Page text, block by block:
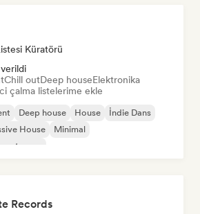
Küratörü
Chill outDeep houseElektronika
çalma listelerime ekle
Deep house House
İndie Dans
House
Minimal
Records